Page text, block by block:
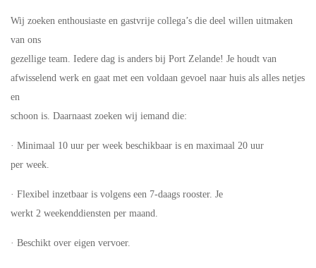
Wij zoeken enthousiaste en gastvrije collega’s die deel willen uitmaken
van ons
gezellige team. Iedere dag is anders bij Port Zelande! Je houdt van
afwisselend werk en gaat met een voldaan gevoel naar huis als alles netjes
en
schoon is. Daarnaast zoeken wij iemand die:
· Minimaal 10 uur per week beschikbaar is en maximaal 20 uur
per week.
· Flexibel inzetbaar is volgens een 7-daags rooster. Je
werkt 2 weekenddiensten per maand.
· Beschikt over eigen vervoer.